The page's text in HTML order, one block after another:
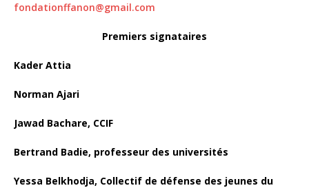
fondationffanon@gmail.com
Premiers signataires
Kader Attia
Norman Ajari
Jawad Bachare, CCIF
Bertrand Badie, professeur des universités
Yessa Belkhodja, Collectif de défense des jeunes du